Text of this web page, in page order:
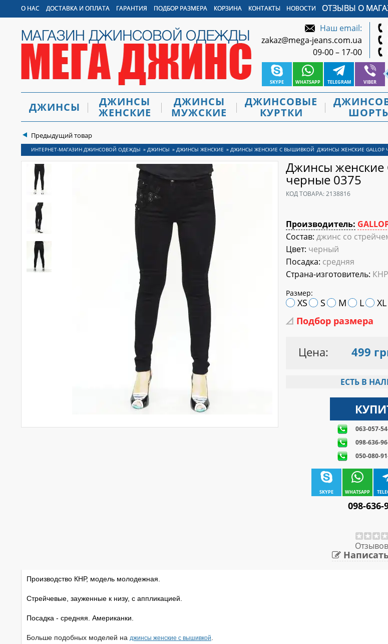
О НАС ДОСТАВКА И ОПЛАТА ГАРАНТИЯ ПОДБОР РАЗМЕРА КОРЗИНА КОНТАКТЫ ОТЗЫВЫ О
НОВОСТИ
Наш email:
zakaz@mega-jeans.com.ua
09-00 – 17-00
SKYPE WHATSAPP TELEGRAM VIBER
ДЖИНСЫ
ДЖИНСОВЫЕ
КУРТКИ
ДЖИНСЫ
ЖЕНСКИЕ
ДЖИНСЫ
МУЖСКИЕ
Предыдущий товар
» ДЖИНСЫ » ДЖИНСЫ ЖЕНСКИЕ » ДЖИНСЫ ЖЕНСКИЕ С ВЫШИВКОЙ ДЖИНСЫ ЖЕНСКИЕ GALLOP
Джинсы женские
черные 0375
КОД ТОВАРА:2138816
Производитель:
Состав: джинс со
Цвет: черный
Посадка: средняя
Страна-изготовитель: КНР
Размер:
XS S M L
XL
Подбор размера
Цена: 499
ЕСТЬ В
063-057-
098-636-
050-080-
SKYPE WHATSAPP
098-636-
Производство КНР, модель молодежная.
Стрейчевые, зауженные к низу, с аппликацией.
Посадка - средняя. Американки.
Больше подобных моделей на джинсы женские с вышивкой